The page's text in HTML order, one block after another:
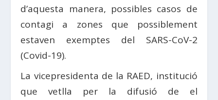
d’aquesta manera, possibles casos de
contagi a zones que possiblement
estaven exemptes del SARS-CoV-2
(Covid-19).
La vicepresidenta de la RAED, institució
que vetlla per la difusió de el